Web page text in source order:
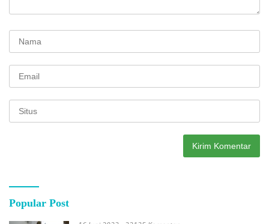
Popular Post